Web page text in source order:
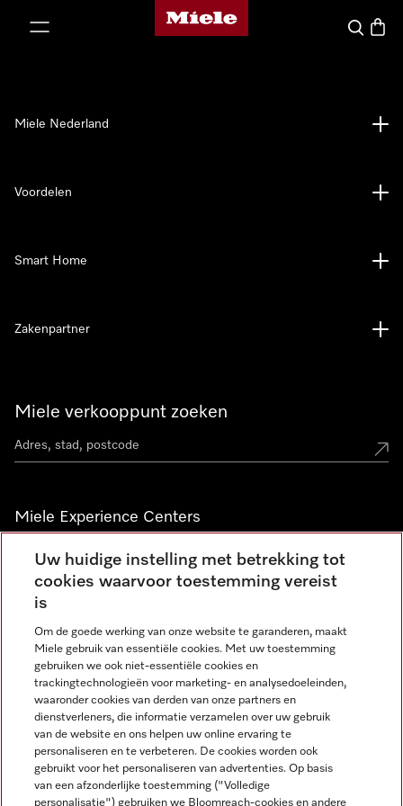
Homepage van Miele
Wat zoek
Miele verkooppunt zoeken
Miele Experience Centers
Vind jouw Miele Experience Center
Nieuwsbrief
Miele Nederland
Voordelen
Smart Home
Zakenpartner
Miele op Instagram
Miele op Facebook
Miele op Youtube
Uw huidige instelling met betrekking tot
cookies waarvoor toestemming vereist
is
Om de goede werking van onze website te garanderen, maakt
Miele gebruik van essentiële cookies. Met uw toestemming
gebruiken we ook niet-essentiële cookies en
trackingtechnologieën voor marketing- en analysedoeleinden,
waaronder cookies van derden van onze partners en
dienstverleners, die informatie verzamelen over uw gebruik
van de website en ons helpen uw online ervaring te
personaliseren en te verbeteren. De cookies worden ook
gebruikt voor het personaliseren van advertenties. Op basis
van een afzonderlijke toestemming ("Volledige
personalisatie") gebruiken we Bloomreach-cookies en andere